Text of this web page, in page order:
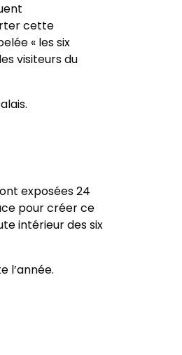
cette
« les six
visiteurs du
exposées 24
pour créer ce
intérieur des six
l’année.